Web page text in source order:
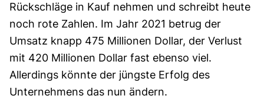
Rückschläge in Kauf nehmen und schreibt heute
noch rote Zahlen. Im Jahr 2021 betrug der
Umsatz knapp 475 Millionen Dollar, der Verlust
mit 420 Millionen Dollar fast ebenso viel.
Allerdings könnte der jüngste Erfolg des
Unternehmens das nun ändern.